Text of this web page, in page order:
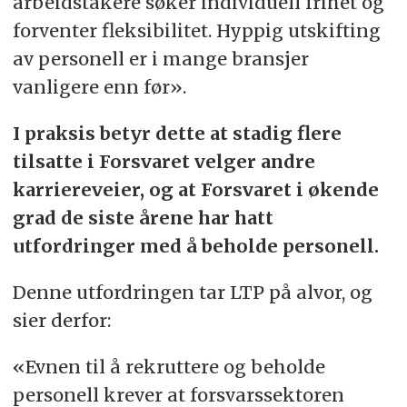
forventer fleksibilitet. Hyppig utskifting
av personell er i mange bransjer
vanligere enn før».
I praksis betyr dette at stadig flere
tilsatte i Forsvaret velger andre
karriereveier, og at Forsvaret i økende
grad de siste årene har hatt
utfordringer med å beholde personell.
Denne utfordringen tar LTP på alvor, og
sier derfor:
«Evnen til å rekruttere og beholde
personell krever at forsvarssektoren